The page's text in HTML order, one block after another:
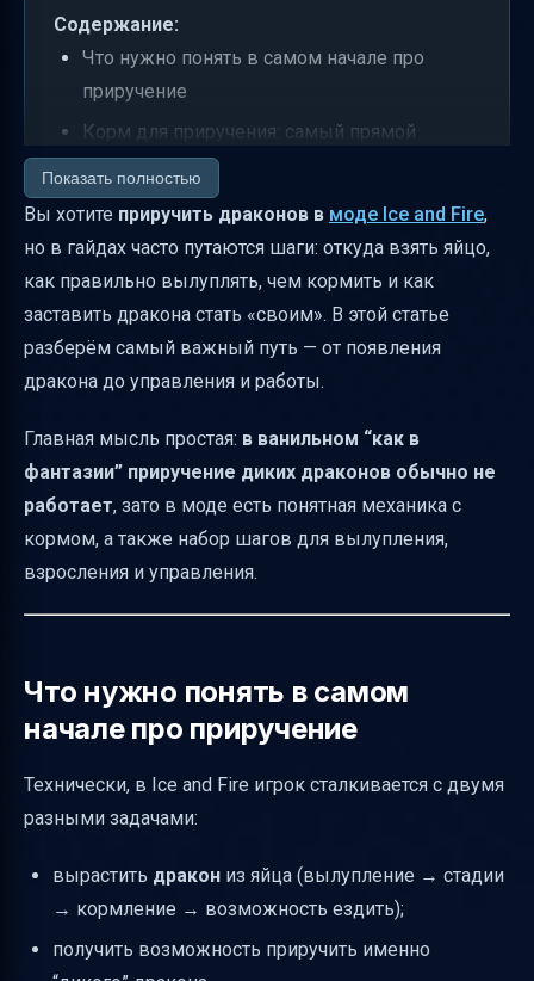
Содержание:
Что нужно понять в самом начале про
приручение
Корм для приручения: самый прямой
способ
Где взять корм и как его создать
Приручить дракона на публичном сервере
Если вы ещё не имеете дракона: как
получить яйцо и вылуплять правильно
Как избежать удара молнии при
вылуплении молниеносного
Как посадить и управлять маленьким
драконом
Кормление: как увеличить
продолжительность жизни
Базовое управление в полёте и действия
Драконья кузница и драконья сталь: как
включить производство
Когда драконы спят и как это влияет на
продуктивность
“приручить и начать использовать дракона”
Показать полностью
Вы хотите приручить драконов в моде Ice and Fire,
но в гайдах часто путаются шаги: откуда взять яйцо,
как правильно вылуплять, чем кормить и как
заставить дракона стать «своим». В этой статье
разберём самый важный путь — от появления
дракона до управления и работы.
Главная мысль простая: в ванильном “как в
фантазии” приручение диких драконов обычно не
работает, зато в моде есть понятная механика с
кормом, а также набор шагов для вылупления,
взросления и управления.
Что нужно понять в самом
начале про приручение
Технически, в Ice and Fire игрок сталкивается с двумя
разными задачами:
вырастить дракон из яйца (вылупление → стадии
→ кормление → возможность ездить);
получить возможность приручить именно